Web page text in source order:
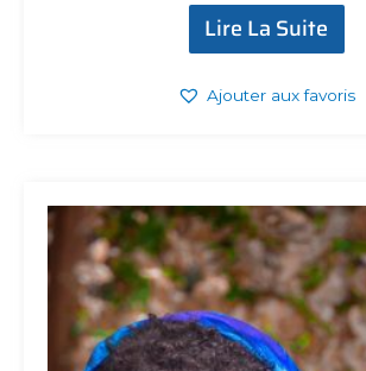
Lire La Suite
Ajouter aux favoris